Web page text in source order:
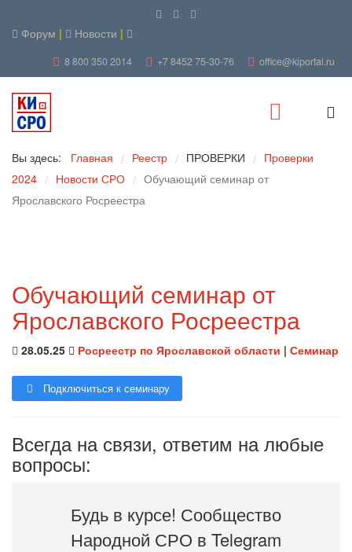
Форум | Новости |
8 800 350 2014 +7 8452 75-30-76 office@kiportal.ru
Вы здесь: Главная / Реестр / ПРОВЕРКИ / Проверки
2024 / Новости СРО / Обучающий семинар от
Ярославского Росреестра
Обучающий семинар от
Ярославского Росреестра
28.05.25 Росреестр по Ярославской области | Семинар
Подключиться к семинару
Всегда на связи, ответим на любые
вопросы:
Будь в курсе! Сообщество
Народной СРО в Telegram